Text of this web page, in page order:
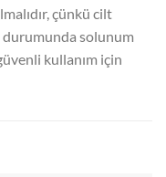
çünkü cilt
solunum
kullanım için